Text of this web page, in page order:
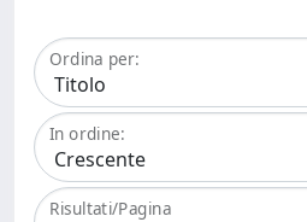
Ordina per:
In ordine:
Risultati/Pagina